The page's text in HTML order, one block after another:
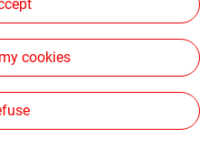
Générales d’Utilisation
du site -
TotalEnergies
conforme
correctly will be used. For
Data and Tracker
cookies